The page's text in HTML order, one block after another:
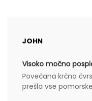
JOHN
Visoko močno
Povečana krčna
prešla vse